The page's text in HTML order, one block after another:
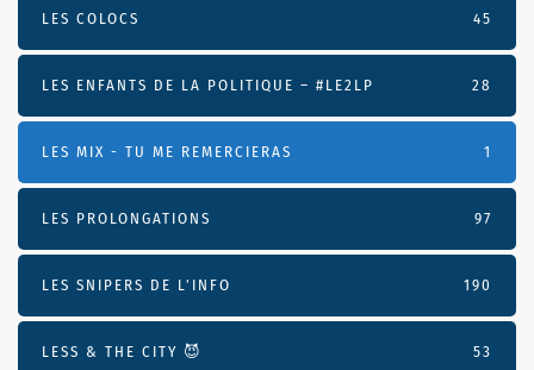
LES COLOCS 45
LES ENFANTS DE LA POLITIQUE – #LE2LP 28
LES MIX - TU ME REMERCIERAS 1
LES PROLONGATIONS 97
LES SNIPERS DE L’INFO 190
LESS & THE CITY 😈 53